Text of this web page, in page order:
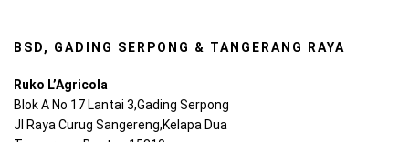
BSD, GADING SERPONG & TANGERANG RAYA
Ruko L’Agricola
Blok A No 17 Lantai 3,Gading Serpong
Jl Raya Curug Sangereng,Kelapa Dua